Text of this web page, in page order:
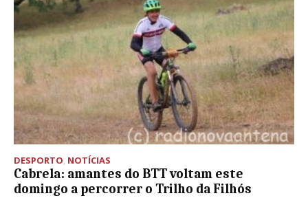
DESPORTO, NOTÍCIAS
Cabrela: amantes do BTT voltam este
domingo a percorrer o Trilho da Filhós